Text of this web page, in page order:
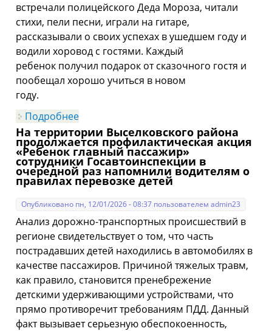
встречали полицейского Деда Мороза, читали
стихи, пели песни, играли на гитаре,
рассказывали о своихуспехах в ушедшем году и
водили хоровод с гостями. Каждый
ребенок получил подарок от сказочного гостя и
пообещал хорошо учиться в новом
году.
Подробнее
приняли участие в поздравлении с
новогодними праздниками детей и
семей находящихся в трудной
жизненной ситуации
На территории Выселковского района
продолжается профилактическая акция
«Ребенок главный пассажир»
сотрудники Госавтоинспекции в
очередной раз напомнили водителям о
правилах перевозке детей
Опубликовано пн, 12/01/2026 - 08:37 пользователемadmin23
Анализ дорожно-транспортных происшествий в
регионе свидетельствует о том, что часть
пострадавших детей находились в автомобилях в
качестве пассажиров. Причиной тяжелых травм,
как правило, становится пренебрежение
детскими удерживающими устройствами, что
прямо противоречит требованиям ПДД. Данный
факт вызывает серьезную обеспокоенность,